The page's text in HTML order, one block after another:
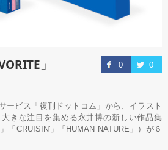
0 0
」
ービス「復刊ドットコム」から、イラスト
きな注目を集める永井博の新しい作品集
「CRUISIN'」「HUMAN NATURE」）が６